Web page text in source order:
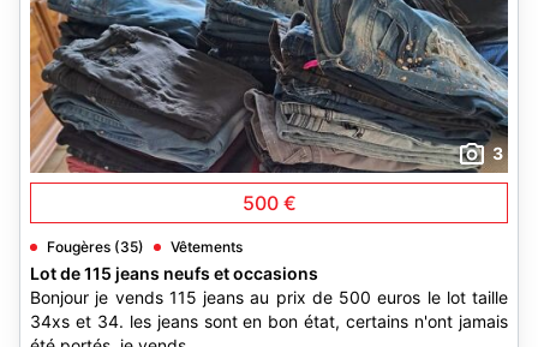
3
500 €
Fougères (35) Vêtements
Lot de 115 jeans neufs et occasions
Bonjour je vends 115 jeans au prix de 500 euros le lot taille
34xs et 34. les jeans sont en bon état, certains n'ont jamais